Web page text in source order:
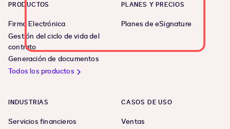
PRODUCTOS
Firma Electrónica
Gestión del ciclo de vida del
contrato
Generación de documentos
Todos los productos
PLANES Y PRECIOS
Planes de eSignature
INDUSTRIAS
Servicios financieros
CASOS DE USO
Ventas